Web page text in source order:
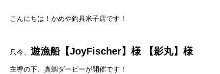
こんにちは！かめや釣具米子店です！
只今、 遊漁船【JoyFischer】様 【影丸】様
主導の下、真鯛ダービーが開催です！